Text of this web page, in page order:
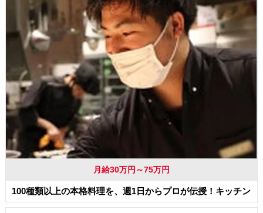
月給30万円～75万円
100種類以上の本格料理を、週1日からプロが伝授！キッチン